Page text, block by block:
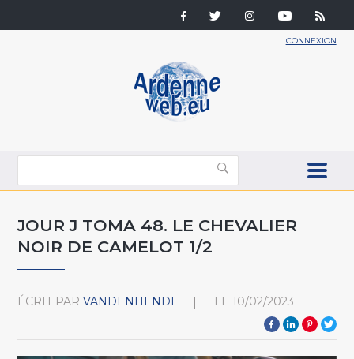
CONNEXION
JOUR J TOMA 48. LE CHEVALIER
NOIR DE CAMELOT 1/2
ÉCRIT PAR VANDENHENDE LE 10/02/2023